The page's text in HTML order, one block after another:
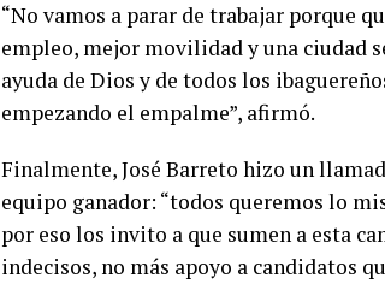
“No vamos a parar de trabajar porque
empleo, mejor movilidad y una ciudad
ayuda de Dios y de todos los
empezando el empalme”, afirmó.
Finalmente, José Barreto hizo un
equipo ganador: “todos queremos lo
por eso los invito a que sumen a esta
indecisos, no más apoyo a candidatos